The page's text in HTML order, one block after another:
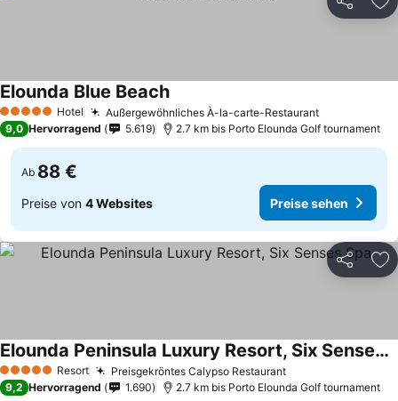
Teilen
5 Sterne Hotel Außergewöhnliches À-la-carte-Restaurant
Elounda Blue Beach
9,0 Hervorragend 5.619 2.7 km bis Porto Elounda Golf tournament
Ab 88 €
Preise von 4 Websites Preise sehen
Teilen
5 Sterne Resort Preisgekröntes Calypso Restaurant
Elounda Peninsula Luxury Resort, Six Senses Spa
9,2 Hervorragend 1.690 2.7 km bis Porto Elounda Golf tournament